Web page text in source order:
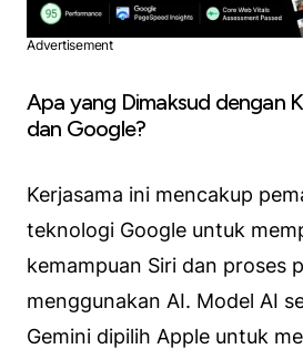
Advertisement
Apa yang Dimaksud dengan
dan Google?
Kerjasama ini mencakup
teknologi Google untuk
kemampuan Siri dan proses
menggunakan AI. Model AI
Gemini dipilih Apple untuk